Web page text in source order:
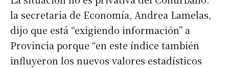
la secretaria de Economía, Andrea Lamelas,
dijo que está “exigiendo información” a
Provincia porque “en este índice también
influyeron los nuevos valores estadísticos